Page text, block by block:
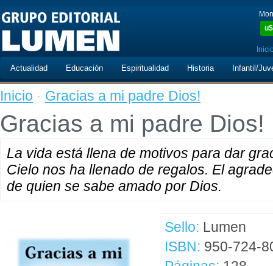
u$
Actualidad Educación Espiritualidad Historia Infantil/
Inicio · Gracias a mi padre Dios!
Gracias a mi padre Dios!
La vida está llena de motivos para dar
Cielo nos ha llenado de regalos. El
de quien se sabe amado por Dios.
Sello: Lumen
ISBN: 950-724-